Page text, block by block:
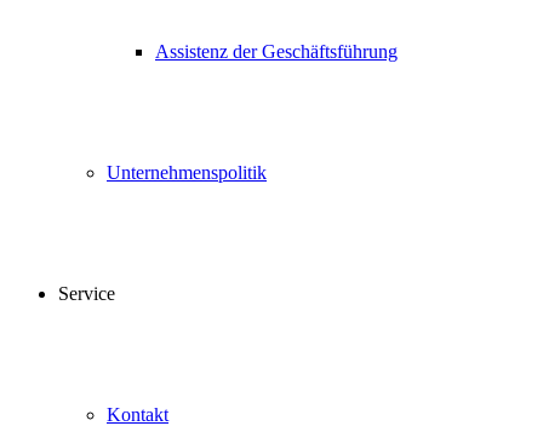
Assistenz der Geschäftsführung
Unternehmenspolitik
Service
Kontakt